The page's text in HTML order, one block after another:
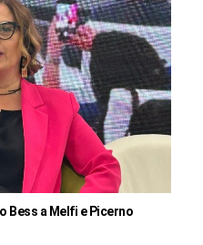
Bess a Melfi e Picerno